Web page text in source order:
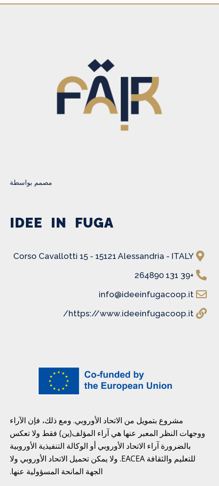
مصمم بواسطة
IDEE IN FUGA
Corso Cavallotti 15 - 15121 Alessandria - ITALY
+39 131 264890
info@ideeinfugacoop.it
https://www.ideeinfugacoop.it/
مشروع بتمويل من الاتحاد الأوروبي. ومع ذلك، فإن الآراء
ووجهات النظر المعبر عنها هي آراء المؤلف(ين) فقط ولا تعكس
بالضرورة آراء الاتحاد الأوروبي أو الوكالة التنفيذية الأوروبية
للتعليم والثقافة EACEA. ولا يمكن تحميل الاتحاد الأوروبي ولا
الجهة المانحة المسؤولية عنها.